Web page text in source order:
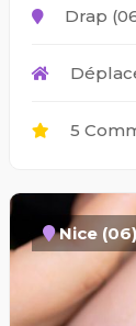
Drap
5
Nice (06)